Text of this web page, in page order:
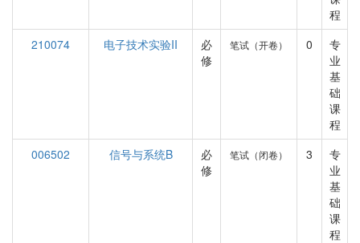
程
210074
电子技术实验II
必
修
笔试（开卷） 0
专
业
基
础
课
程
006502
信号与系统B
必
修
笔试（闭卷） 3
专
业
基
础
课
程